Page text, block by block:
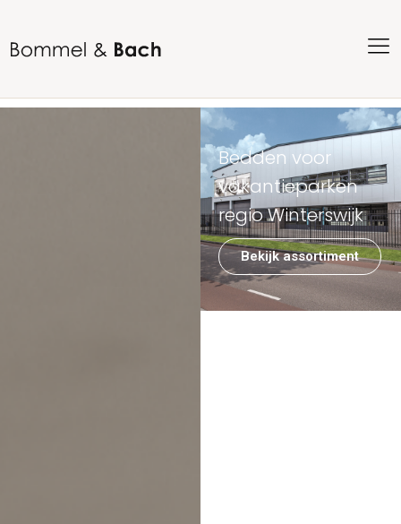
Bedden voor
vakantieparken
regio Winterswijk
Bekijk assortiment